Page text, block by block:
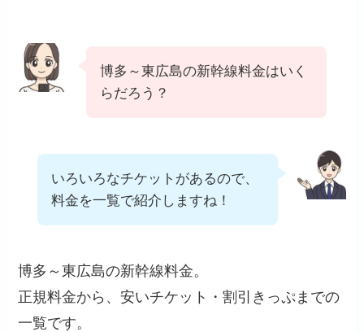
博多～東広島の新幹線料金はいく
らだろう？
いろいろなチケットがあるので、
料金を一覧で紹介しますね！
博多～東広島の新幹線料金。
正規料金から、安いチケット・割引きっぷまでの
一覧です。